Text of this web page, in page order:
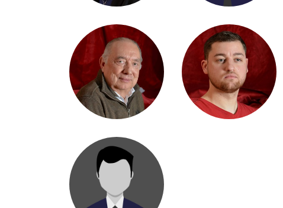
YVES GIROD JÉRÔME DIEZ
VALÉRIE BONFERRONI